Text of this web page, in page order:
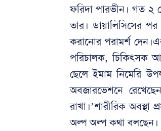
ফরিদা পারভীন। গত ২
তার। ডায়ালিসিসের
করানোর পরামর্শ
পরিচালক, চিকিৎসক
ছেলে ইমাম নিমেরি
অবজারভেশনে
রাখা।’শারীরিক
অল্প অল্প কথা বলছেন।